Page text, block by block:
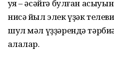
ҡуя – әсәйгә булған
нисә йыл элек үҙәк
шул мәл үҙҙәрендә
ҡалалар.